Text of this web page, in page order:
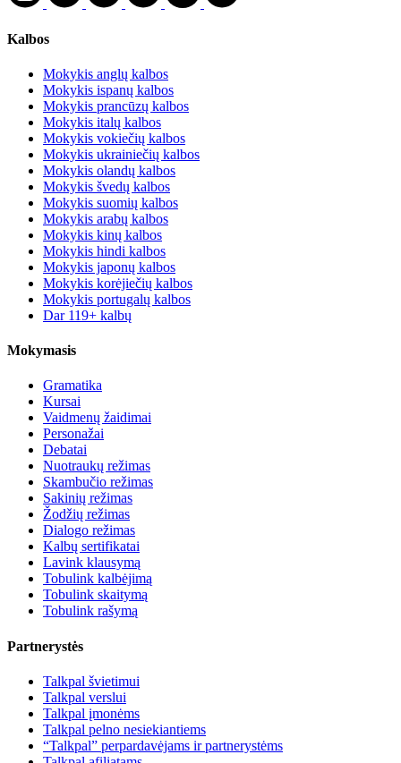
Kalbos
Mokykis anglų kalbos
Mokykis ispanų kalbos
Mokykis prancūzų kalbos
Mokykis italų kalbos
Mokykis vokiečių kalbos
Mokykis ukrainiečių kalbos
Mokykis olandų kalbos
Mokykis švedų kalbos
Mokykis suomių kalbos
Mokykis arabų kalbos
Mokykis kinų kalbos
Mokykis hindi kalbos
Mokykis japonų kalbos
Mokykis korėjiečių kalbos
Mokykis portugalų kalbos
Dar 119+ kalbų
Mokymasis
Gramatika
Kursai
Vaidmenų žaidimai
Personažai
Debatai
Nuotraukų režimas
Skambučio režimas
Sakinių režimas
Žodžių režimas
Dialogo režimas
Kalbų sertifikatai
Lavink klausymą
Tobulink kalbėjimą
Tobulink skaitymą
Tobulink rašymą
Partnerystės
Talkpal švietimui
Talkpal verslui
Talkpal įmonėms
Talkpal pelno nesiekiantiems
“Talkpal” perpardavėjams ir partnerystėms